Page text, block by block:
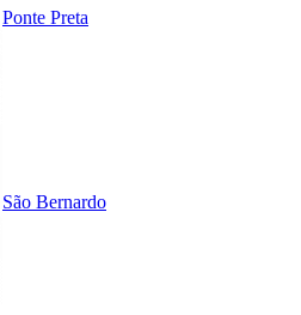
Ponte Preta
São Bernardo